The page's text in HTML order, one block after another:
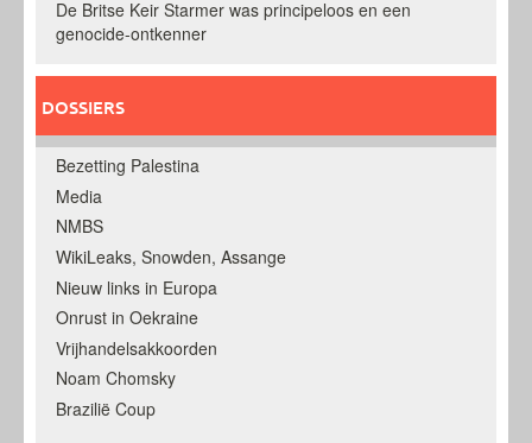
De Britse Keir Starmer was principeloos en een
genocide-ontkenner
DOSSIERS
Bezetting Palestina
Media
NMBS
WikiLeaks, Snowden, Assange
Nieuw links in Europa
Onrust in Oekraine
Vrijhandelsakkoorden
Noam Chomsky
Brazilië Coup